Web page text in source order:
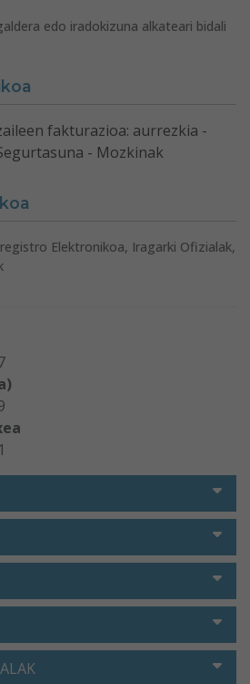
edo iradokizuna alkateari bidali
fakturazioa: aurrezkia -
- Mozkinak
Elektronikoa, Iragarki Ofizialak,